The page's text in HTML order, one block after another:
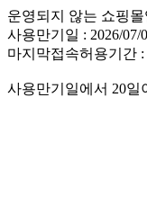
운영되지 않는 쇼핑
사용만기일 : 2026/07/
마지막접속허용기간 :
사용만기일에서 20일